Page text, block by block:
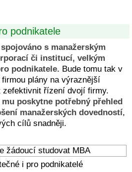
podnikatele
s manažerským
či institucí, velkým
podnikatele. Bude tomu tak v
plány na výraznější
zefektivnit řízení dvojí firmy.
poskytne potřebný přehled
manažerských dovedností,
cílů snadněji.
i pro podnikatelé